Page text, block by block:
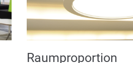
Raumproportion